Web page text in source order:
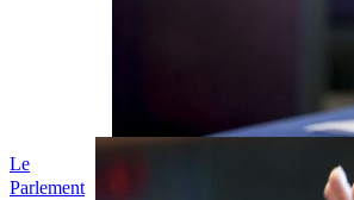
Le
Parlement